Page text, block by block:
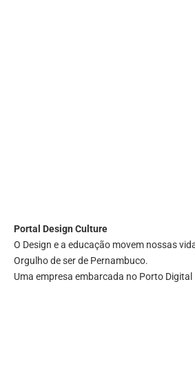
Portal Design Culture
O Design e a educação movem nossas
Orgulho de ser de Pernambuco.
Uma empresa embarcada no Porto Digital